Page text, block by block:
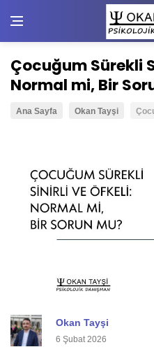
Çocuğum Sürekli
Normal mi, Bir
Ana Sayfa Okan Tayşi
Okan Tayşi
6 Şubat 2026